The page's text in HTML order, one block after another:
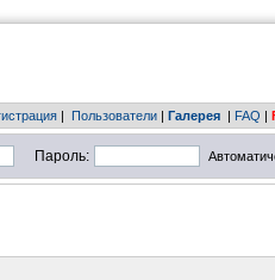
| Пользователи | Галерея | FAQ |
Пароль: